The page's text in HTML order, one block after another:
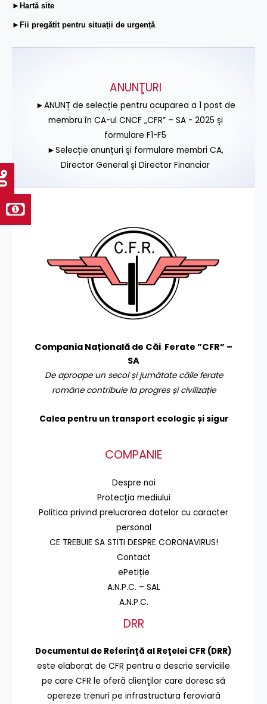
►Hartă site
►Fii pregătit pentru situații de urgență
ANUNŢURI
►ANUNȚ de selecție pentru ocuparea a 1 post de
membru în CA-ul CNCF „CFR” – SA - 2025 și
formulare F1-F5
►Selecție anunțuri și formulare membri CA,
Director General și Director Financiar
Compania Națională de Căi Ferate ”CFR” –
SA
De aproape un secol și jumătate căile ferate
române contribuie la progres și civilizație
Calea pentru un transport ecologic și sigur
COMPANIE
Despre noi
Protecţia mediului
Politica privind prelucrarea datelor cu caracter
personal
CE TREBUIE SA STITI DESPRE CORONAVIRUS!
Contact
ePetiție
A.N.P.C. – SAL
A.N.P.C.
DRR
Documentul de Referinţă al Reţelei CFR (DRR)
este elaborat de CFR pentru a descrie serviciile
pe care CFR le oferă clienţilor care doresc să
opereze trenuri pe infrastructura feroviară